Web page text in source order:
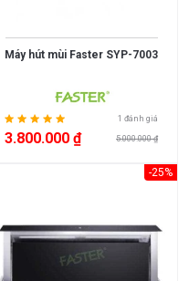
Máy hút mùi Faster SYP-7003
1 đánh giá
3.800.000 ₫ 5.000.000 ₫
-25%